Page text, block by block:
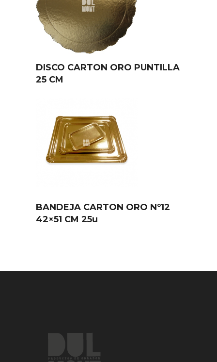
DISCO CARTON ORO PUNTILLA
25 CM
BANDEJA CARTON ORO Nº12
42×51 CM 25u